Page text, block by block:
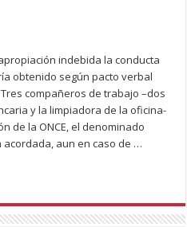
indebida la conducta
obtenido según pacto verbal
compañeros de trabajo –dos
y la limpiadora de la oficina-
de la ONCE, el denominado
acordada, aun en caso de …